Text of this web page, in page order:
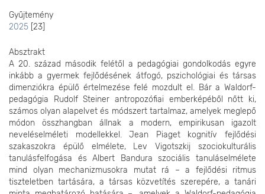
Gyűjtemény
2025 [23]
Absztrakt
A 20. század második felétől a pedagógiai gondolkodás egyre
inkább a gyermek fejlődésének átfogó, pszichológiai és társas
dimenziókra épülő értelmezése felé mozdult el. Bár a Waldorf-
pedagógia Rudolf Steiner antropozófiai emberképéből nőtt ki,
számos olyan alapelvet és módszert tartalmaz, amelyek meglepő
módon összhangban állnak a modern, empirikusan igazolt
neveléselméleti modellekkel. Jean Piaget kognitív fejlődési
szakaszokra épülő elmélete, Lev Vigotszkij szociokulturális
tanulásfelfogása és Albert Bandura szociális tanuláselmélete
mind olyan mechanizmusokra mutat rá – a fejlődési ritmus
tiszteletben tartására, a társas közvetítés szerepére, a tanári